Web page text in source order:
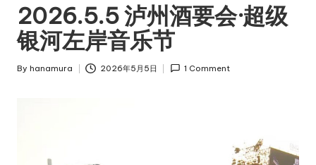
2026.5.5 泸州酒要会·超级
银河左岸音乐节
Posted
By hanamura 2026年5月5日 1 Comment